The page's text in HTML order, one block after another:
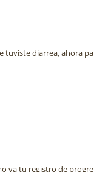
tuviste diarrea, ahora pa
va tu registro de progre